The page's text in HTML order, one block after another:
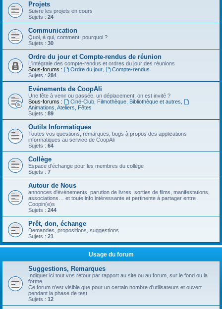
Projets
Suivre les projets en cours
Sujets : 24
Communication
Quoi, à qui, comment, pourquoi ?
Sujets : 30
Ordre du jour et Compte-rendus de réunion
L'intégrale des compte-rendus et ordres du jour des réunions
Sous-forums :
Ordre du jour,
Compte-rendus
Sujets : 284
Evénements de CoopAli
Une fête à venir ou passée, un déplacement, on est invité ?
Sous-forums :
Ciné-Club, Filmothèque, Bibliothèque et autres
Animations, Ateliers, Fêtes
Sujets : 89
Outils Informatiques
Toutes vos questions, remarques, bugs à propos des applications
informatiques au service de CoopAli
Sujets : 64
Collège
Espace d'échange pour les membres du collège
Sujets : 7
Autour de Nous
annonces d'événements, parution de livres, sorties de films, manifestations,
associations… et toute info intéressante et pertinente à partager entre
Coopin(e)s
Sujets : 244
Prêt, don, échange
Demandes, propositions, suggestions
Sujets : 21
Usage du forum
Suggestions, Remarques
Indiquer ici tout vos retour par rapport au site ou au forum, sur le fond ou la
forme.
Ce forum n'est visible que pour un certain nombre d'utilisateurs et ouvert
pendant la phase de test
Sujets : 12